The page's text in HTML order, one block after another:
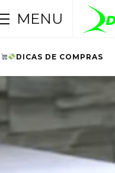
MENU
DICAS DE COMPRAS